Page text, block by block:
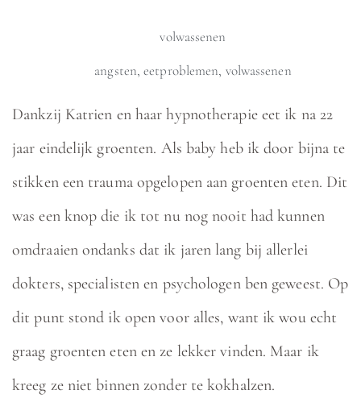
volwassenen
angsten,eetproblemen, volwassenen
Dankzij Katrien en haar hypnotherapie eet ik na 22
jaar eindelijk groenten. Als baby heb ik door bijna te
stikken een trauma opgelopen aan groenten eten. Dit
was een knop die ik tot nu nog nooit had kunnen
omdraaien ondanks dat ik jaren lang bij allerlei
dokters, specialisten en psychologen ben geweest. Op
dit punt stond ik open voor alles, want ik wou echt
graag groenten eten en ze lekker vinden. Maar ik
kreeg ze niet binnen zonder te kokhalzen.